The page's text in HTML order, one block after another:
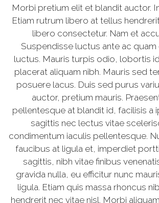
Morbi pretium elit et blandit auctor.
Etiam rutrum libero at tellus
libero consectetur. Nam et
Suspendisse luctus ante ac
luctus. Mauris turpis odio, lobortis
placerat aliquam nibh. Mauris sed
posuere lacus. Duis sed purus
auctor, pretium mauris.
pellentesque at blandit id, facilisis a
sagittis nec lectus vitae
condimentum iaculis pellentesque.
faucibus at ligula et, imperdiet
sagittis, nibh vitae finibus
gravida nulla, eu efficitur nunc
ligula. Etiam quis massa rhoncus
hendrerit nec vitae nisl. Morbi